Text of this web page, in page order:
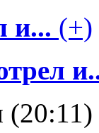
и... (+)
(20:11)